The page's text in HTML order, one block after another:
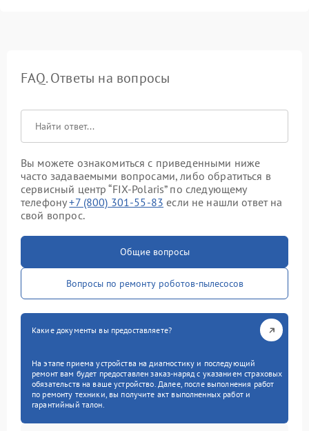
FAQ. Ответы на вопросы
Вы можете ознакомиться с приведенными ниже
часто задаваемыми вопросами, либо обратиться в
сервисный центр “FIX-Polaris” по следующему
телефону+7 (800) 301-55-83 если не нашли ответ на
свой вопрос.
Общие вопросы
Вопросы по ремонту роботов-пылесосов
Какие документы вы предоставляете?
На этапе приема устройства на диагностику и последующий
ремонт вам будет предоставлен заказ-наряд с указанием страховых
обязательств на ваше устройство. Далее, после выполнения работ
по ремонту техники, вы получите акт выполненных работ и
гарантийный талон.